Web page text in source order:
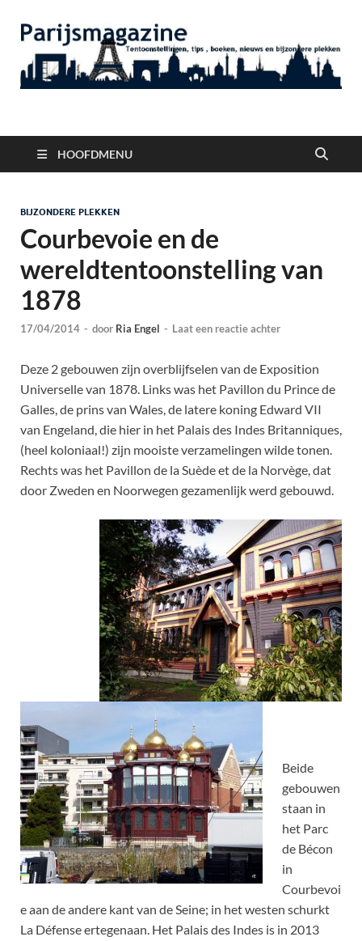
Parijsmagazine
HOOFDMENU
BIJZONDERE PLEKKEN
Courbevoie en de
wereldtentoonstelling van
1878
17/04/2014 - door Ria Engel - Laat een reactie achter
Deze 2 gebouwen zijn overblijfselen van de Exposition
Universelle van 1878. Links was het Pavillon du Prince de
Galles, de prins van Wales, de latere koning Edward VII
van Engeland, die hier in het Palais des Indes Britanniques,
(heel koloniaal!) zijn mooiste verzamelingen wilde tonen.
Rechts was het Pavillon de la Suède et de la Norvège, dat
door Zweden en Noorwegen gezamenlijk werd gebouwd.
Beide
gebouwen
staan in
het Parc
de Bécon
in
Courbevoi
e aan de andere kant van de Seine; in het westen schurkt
La Défense ertegenaan. Het Palais des Indes is in 2013